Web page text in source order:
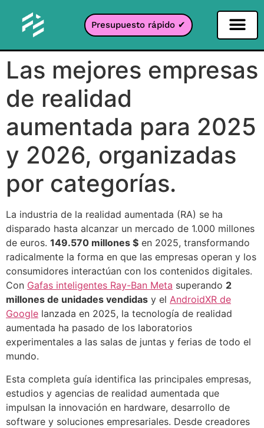
Presupuesto rápido ✔
Las mejores empresas
de realidad
aumentada para 2025
y 2026, organizadas
por categorías.
La industria de la realidad aumentada (RA) se ha
disparado hasta alcanzar un mercado de 1.000 millones
de euros. 149.570 millones $ en 2025, transformando
radicalmente la forma en que las empresas operan y los
consumidores interactúan con los contenidos digitales.
Con Gafas inteligentes Ray-Ban Meta superando 2
millones de unidades vendidas y el AndroidXR de
Google lanzada en 2025, la tecnología de realidad
aumentada ha pasado de los laboratorios
experimentales a las salas de juntas y ferias de todo el
mundo.
Esta completa guía identifica las principales empresas,
estudios y agencias de realidad aumentada que
impulsan la innovación en hardware, desarrollo de
software y soluciones empresariales. Desde creadores